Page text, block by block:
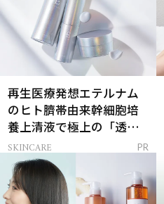
再生医療発想エテルナム
のヒト臍帯由来幹細胞培
養上清液で極上の「透明
感ハリ肌」へ
SKINCARE PR